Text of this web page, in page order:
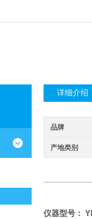
详细介绍
品牌
产地类别
仪器型号：